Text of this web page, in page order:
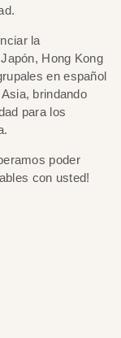
la
Hong Kong
en español
brindando
para los
poder
con usted!